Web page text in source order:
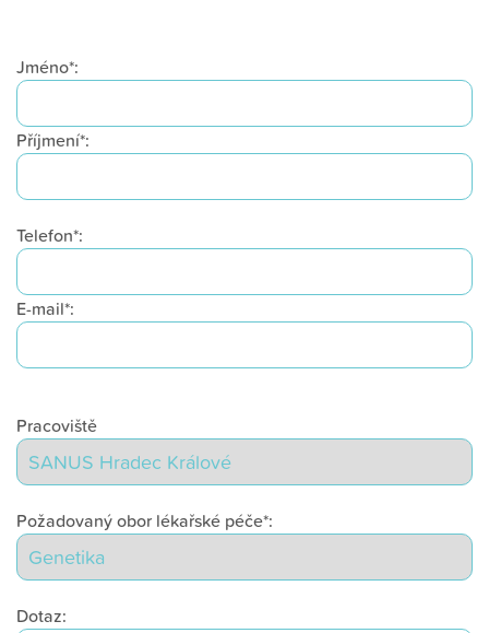
Jméno*:
Příjmení*:
Telefon*:
E-mail*:
Pracoviště
Požadovaný obor lékařské péče*:
Dotaz: